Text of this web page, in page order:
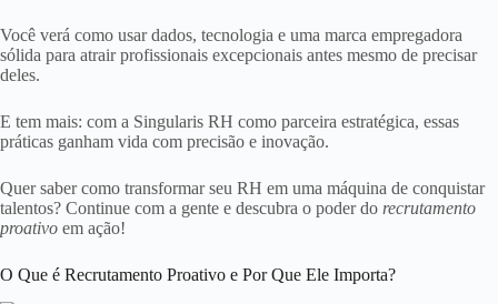
Você verá como usar dados, tecnologia e uma marca empregadora
sólida para atrair profissionais excepcionais antes mesmo de precisar
deles.
E tem mais: com a Singularis RH como parceira estratégica, essas
práticas ganham vida com precisão e inovação.
Quer saber como transformar seu RH em uma máquina de conquistar
talentos? Continue com a gente e descubra o poder do recrutamento
proativo em ação!
O Que é Recrutamento Proativo e Por Que Ele Importa?